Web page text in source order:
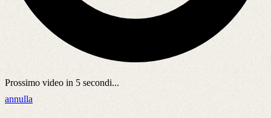
Prossimo video in 5 secondi...
annulla